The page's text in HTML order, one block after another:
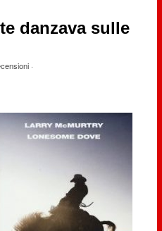
danzava sulle
·